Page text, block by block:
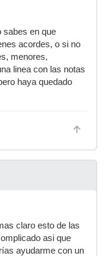
sabes en que
acordes, o si no
menores,
linea con las notas
haya quedado
claro esto de las
asi que
ayudarme con un